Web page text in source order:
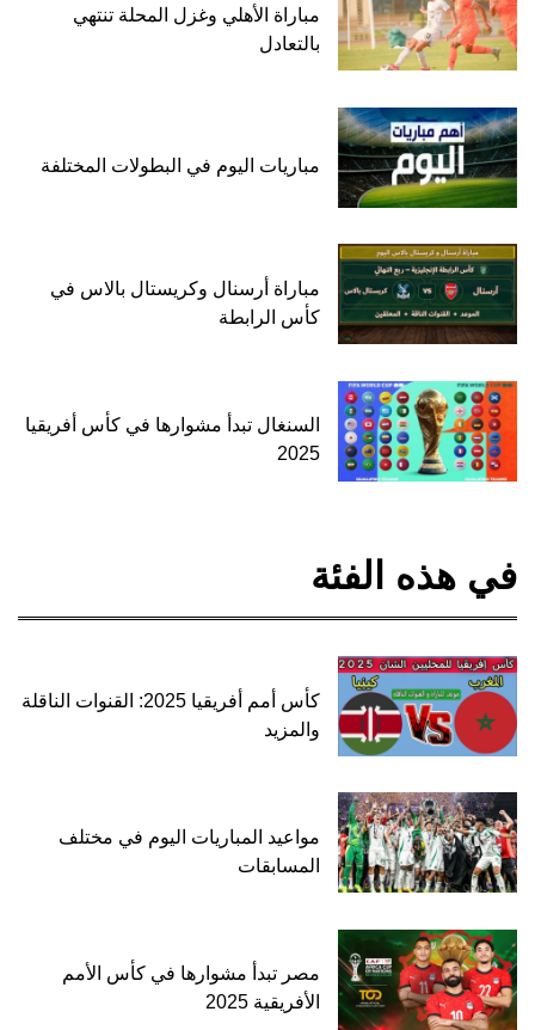
مباراة الأهلي وغزل المحلة تنتهي
بالتعادل
مباريات اليوم في البطولات المختلفة
مباراة أرسنال وكريستال بالاس في
كأس الرابطة
السنغال تبدأ مشوارها في كأس أفريقيا
2025
في هذه الفئة
كأس أمم أفريقيا 2025: القنوات الناقلة
والمزيد
مواعيد المباريات اليوم في مختلف
المسابقات
مصر تبدأ مشوارها في كأس الأمم
الأفريقية 2025